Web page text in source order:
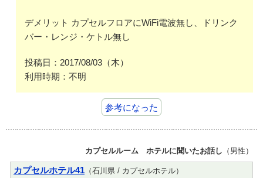
デメリット カプセルフロアにWiFi電波無し、ドリンク
バー・レンジ・ケトル無し
投稿日：2017/08/03（木）
利用時期：不明
参考になった
カプセルルーム ホテルに聞いたお話し （男性）
カプセルホテル41 （石川県 / カプセルホテル）